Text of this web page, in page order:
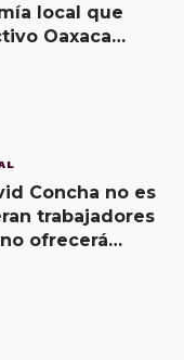
local que
Oaxaca
Concha no es
trabajadores
ofrecerá